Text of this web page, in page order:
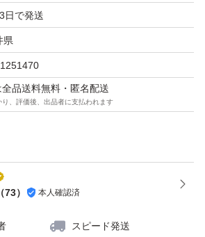
日で発送
県
品送料無料・匿名配送
、評価後、出品者に支払われます
（73） 本人確認済
スピード発送